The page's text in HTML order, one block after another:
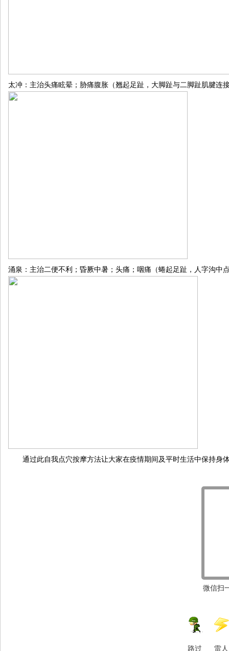
太冲：主治头痛眩晕；胁痛腹胀（翘起足趾，大脚趾与二脚趾肌腱连
涌泉：主治二便不利；昏厥中暑；头痛；咽痛（蜷起足趾，人字沟中
通过此自我点穴按摩方法让大家在疫情期间及平时生活中保持身
微信扫
路过 雷人